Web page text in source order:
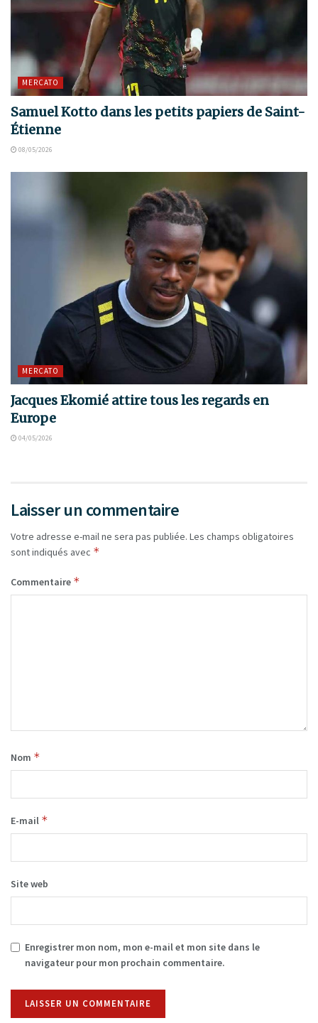
MERCATO
Samuel Kotto dans les petits papiers de Saint-
Étienne
08/05/2026
MERCATO
Jacques Ekomié attire tous les regards en
Europe
04/05/2026
Laisser un commentaire
Votre adresse e-mail ne sera pas publiée. Les champs obligatoires
sont indiqués avec *
Commentaire *
Nom *
E-mail *
Site web
Enregistrer mon nom, mon e-mail et mon site dans le
navigateur pour mon prochain commentaire.